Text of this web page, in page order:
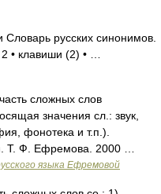
русских синонимов.
• клавиши (2) • …
сложных слов
значения сл.: звук,
фонотека и т.п.).
Т. Ф. Ефремова. 2000 …
языка Ефремовой